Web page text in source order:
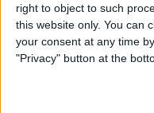
right to object to such
this website only. You can
your consent at any time
"Privacy" button at the